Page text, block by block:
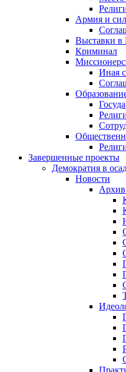
Армия и
Выставки в
Криминал
Иная
Завершенные проекты
Демократия в
Новости
Архив